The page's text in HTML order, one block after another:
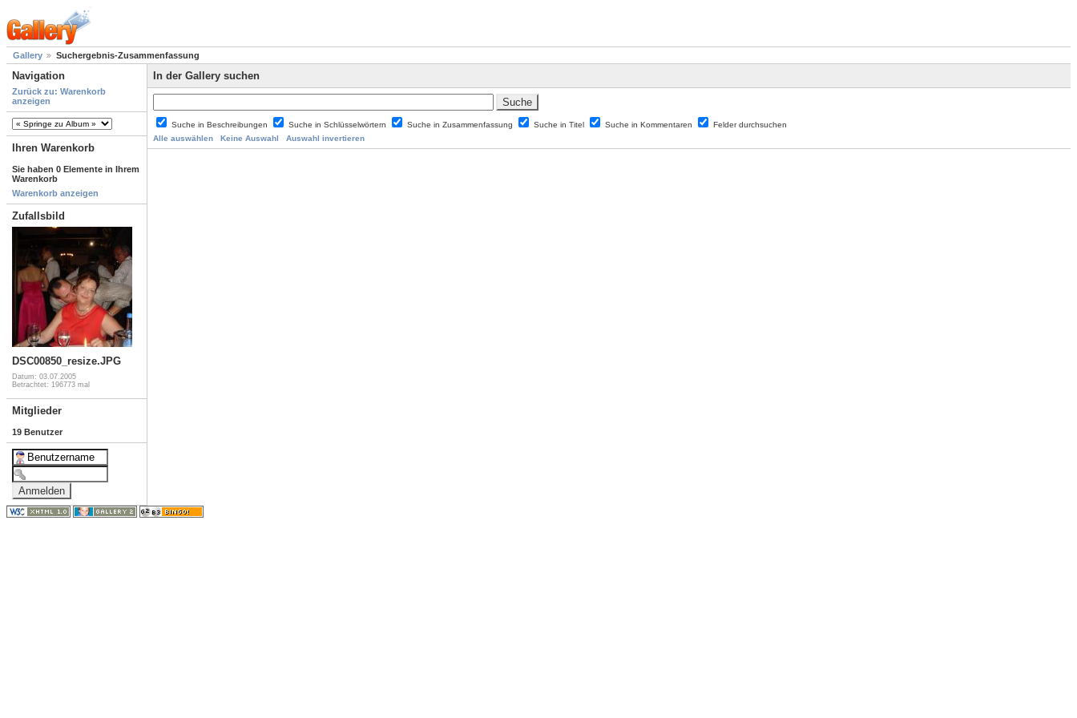
Gallery Suchergebnis-Zusammenfassung
Navigation
Zurück zu: Warenkorb
anzeigen
Ihren Warenkorb
Sie haben 0 Elemente in Ihrem
Warenkorb
Warenkorb anzeigen
Zufallsbild
DSC00850_resize.JPG
Datum: 03.07.2005
Betrachtet: 196773 mal
Mitglieder
19 Benutzer
In der Gallery suchen
Suche in Beschreibungen Suche in Schlüsselwörtern Suche in Zusammenfassung Suche in Titel Suche in Kommentaren
Felder durchsuchen
Alle auswählen
Keine Auswahl Auswahl invertieren